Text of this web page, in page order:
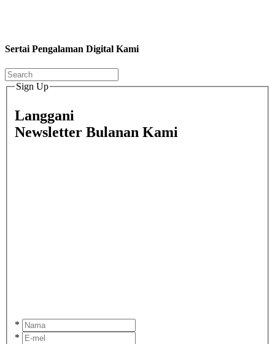
Sertai Pengalaman Digital Kami
Sign Up
Langgani
Newsletter Bulanan Kami
*
*